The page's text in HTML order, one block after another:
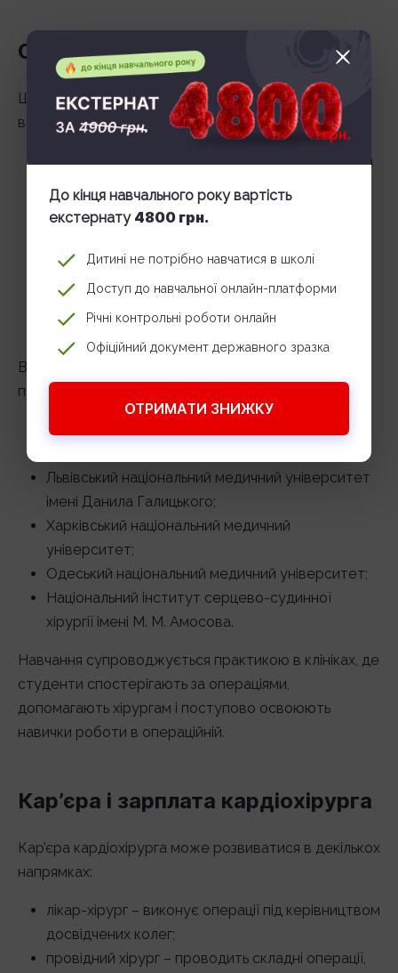
До кінця навчального року вартість
екстернату 4800 грн.
Дитині не потрібно навчатися в школі
Доступ до навчальної онлайн-платформи
Річні контрольні роботи онлайн
Офіційний документ державного зразка
ОТРИМАТИ ЗНИЖКУ
Освіта
Шлях до професії кардіохірурга дуже тривалий і
вимагає цілеспрямованості. Основні етапи:
Навчання в медичному університеті (6 років) за
спеціальністю «Лікувальна справа».
Інтернатура з хірургії або серцево-судинної
Спеціалізація з кардіохірургії на кафедрі або в
клінічній ординатурі.
конференціях.
В Україні підготовку кардіохірургів проводять
провідні медичні університети:
Національний медичний університет імені О. О.
Львівський національний медичний університет
імені Данила Галицького;
Харківський національний медичний
університет;
Одеський національний медичний університет;
Національний інститут серцево-судинної
хірургії імені М. М. Амосова.
Навчання супроводжується практикою в клініках, де
студенти спостерігають за операціями,
допомагають хірургам і поступово освоюють
навички роботи в операційній.
Кар’єра і зарплата кардіохірурга
Кар’єра кардіохірурга може розвиватися в декількох
напрямках:
лікар-хірург – виконує операції під керівництвом
досвідчених колег;
провідний хірург – проводить складні операції,